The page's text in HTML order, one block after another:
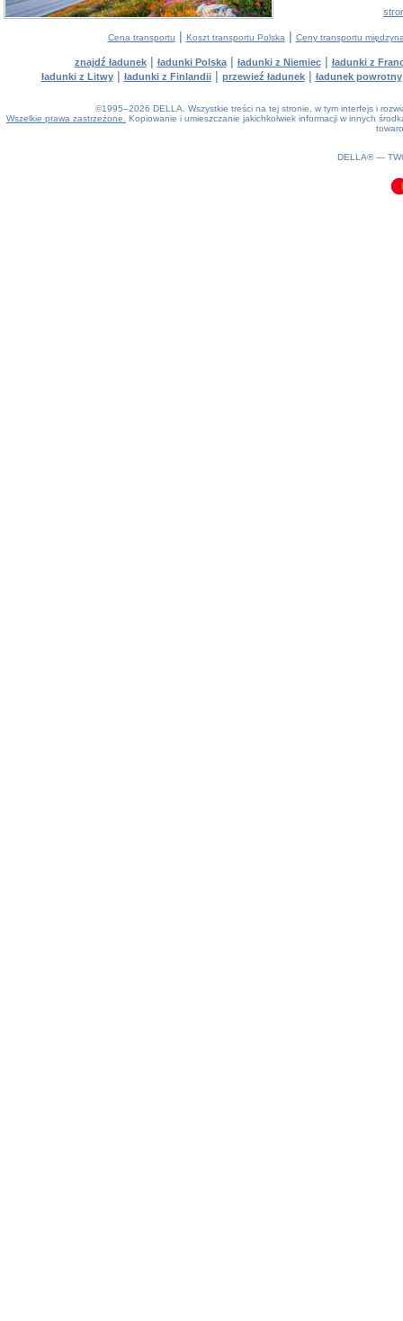
Cena transportu | Koszt transportu Polska | Ceny transportu
znajdź ładunek| ładunki Polska| ładunki z Niemiec| ładunki z
ładunki z Litwy| ładunki z Finlandii| przewieź ładunek| ładunek powrotny
©1995–2026 DELLA. Wszystkie treści na tej stronie, w tym interfejs i
Wszelkie prawa zastrzeżone.
Kopiowanie i umieszczanie jakichkolwiek informacji w innych
DELLA® —